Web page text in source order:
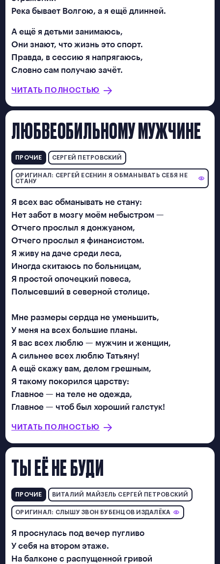
Река бывает Волгою, а я ещё длинней.
А ещё я детьми занимаюсь,
Они знают, что жизнь это спорт.
Правда, в сессию я напрягаюсь,
Словно сам получаю зачёт.
ЧИТАТЬ ПОЛНОСТЬЮ
ЛЮБВЕОБИЛЬНОМУ МУЖЧИНЕ
ПРОЧИЕ СЕРГЕЙ ПЕТРОВСКИЙ
ОРИГИНАЛ: СЕРГЕЙ ЕСЕНИН Я ОБМАНЫВАТЬ СЕБЯ НЕ
СТАНУ
Я всех вас обманывать не стану:
Нет забот в мозгу моём небыстром —
Отчего прослыл я донжуаном,
Отчего прослыл я финансистом.
Я живу на даче среди леса,
Иногда скитаюсь по больницам,
Я простой опочецкий повеса,
Полысевший в северной столице.
Мне размеры сердца не уменьшить,
У меня на всех большие планы.
Я вас всех люблю — мужчин и женщин,
А сильнее всех люблю Татьяну!
А ещё скажу вам, делом грешным,
Я такому покорился царству:
Главное — на теле не одежда,
Главное — чтоб был хороший галстук!
ЧИТАТЬ ПОЛНОСТЬЮ
ТЫ ЕЁ НЕ БУДИ
ПРОЧИЕ ВИТАЛИЙ МАЙЗЕЛЬ СЕРГЕЙ ПЕТРОВСКИЙ
ОРИГИНАЛ: СЛЫШУ ЗВОН БУБЕНЦОВ ИЗДАЛЁКА
Я проснулась под вечер пугливо
У себя на втором этаже.
На балконе с распущенной гривой